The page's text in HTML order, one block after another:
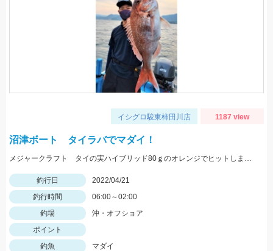
イシグロ駿東柿田川店 1187 view
沼津ボート タイラバでマダイ！
メジャークラフト タイの実ハイブリッド80ｇのオレンジでヒットしました！
釣行日
2022/04/21
釣行時間
06:00～02:00
釣場
沖・オフショア
ポイント
釣魚
マダイ